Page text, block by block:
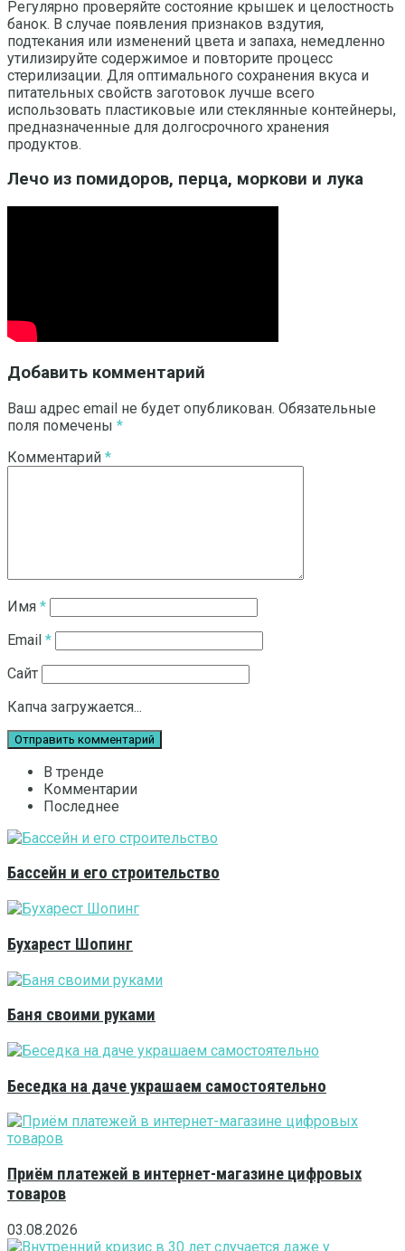
Регулярно проверяйте состояние крышек и целостность
банок. В случае появления признаков вздутия,
подтекания или изменений цвета и запаха, немедленно
утилизируйте содержимое и повторите процесс
стерилизации. Для оптимального сохранения вкуса и
питательных свойств заготовок лучше всего
использовать пластиковые или стеклянные контейнеры,
предназначенные для долгосрочного хранения
продуктов.
Лечо из помидоров, перца, моркови и лука
Добавить комментарий
Ваш адрес email не будет опубликован. Обязательные
поля помечены *
Комментарий *
Имя *
Email *
Сайт
Капча загружается...
В тренде
Комментарии
Последнее
Бассейн и его строительство
Бухарест Шопинг
Баня своими руками
Беседка на даче украшаем самостоятельно
Приём платежей в интернет-магазине цифровых
товаров
03.08.2026